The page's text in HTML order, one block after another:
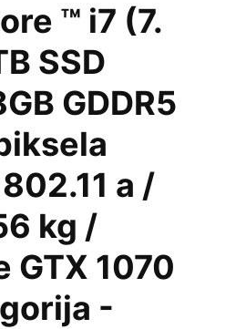
™ i7 (7.
SSD
GDDR5
a /
kg /
GTX 1070
-